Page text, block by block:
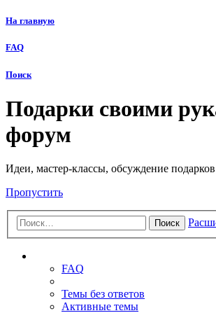
На главную
FAQ
Поиск
Подарки своими
форум
Идеи, мастер-классы, обсуждение
Пропустить
Поиск
FAQ
Темы без ответов
Активные темы